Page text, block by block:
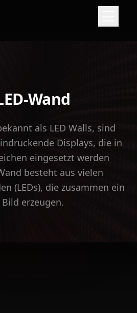
Wand
als LED Walls, sind
Displays, die in
eingesetzt werden
besteht aus vielen
(LEDs), die zusammen ein
erzeugen.